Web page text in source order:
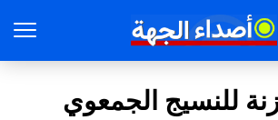
للنسيج الجمعوي